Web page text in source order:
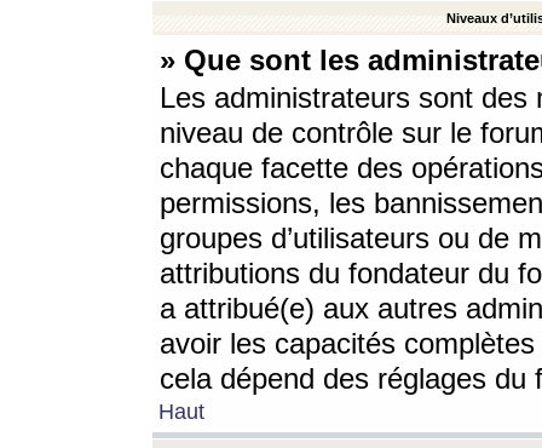
Niveaux
» Que sont les
Les administrateurs sont
niveau de contrôle sur le
chaque facette des
permissions, les
groupes d’utilisateurs ou de
attributions du fondateur du
a attribué(e) aux autres
avoir les capacités
cela dépend des réglages du
Haut